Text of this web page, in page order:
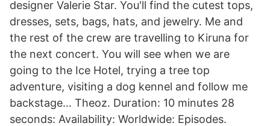
designer Valerie Star. You'll find the cutest tops,
dresses, sets, bags, hats, and jewelry. Me and
the rest of the crew are travelling to Kiruna for
the next concert. You will see when we are
going to the Ice Hotel, trying a tree top
adventure, visiting a dog kennel and follow me
backstage… Theoz. Duration: 10 minutes 28
seconds: Availability: Worldwide: Episodes.